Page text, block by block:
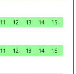
11 12 13 14
15
11 12 13 14
15